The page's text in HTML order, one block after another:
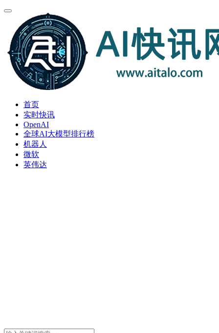
首页
实时快讯
OpenAI
全球AI大模型排行榜
机器人
微软
英伟达